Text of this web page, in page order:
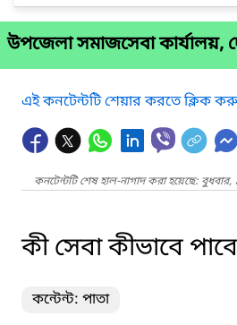
উপজেলা সমাজসেবা কার্যালয়,
এই কনটেন্টটি শেয়ার করতে ক্লিক
কনটেন্টটি শেষ হাল-নাগাদ করা হয়েছে:
কী সেবা কীভাবে
কন্টেন্ট: পাতা